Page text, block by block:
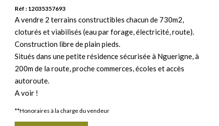
Réf : 12035357693
A vendre 2 terrains constructibles chacun de 730m2,
cloturés et viabilisés (eau par forage, électricité, route).
Construction libre de plain pieds.
Situés dans une petite résidence sécurisée à Nguerigne, à
200m de la route, proche commerces, écoles et accès
autoroute.
A voir !
**Honoraires à la charge du vendeur